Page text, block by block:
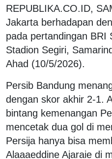
REPUBLIKA.CO.ID,
Jakarta berhadapan
pada pertandingan BRI
Stadion Segiri,
Ahad (10/5/2026).
Persib Bandung
dengan skor akhir 2-1.
bintang kemenangan
mencetak dua gol di
Persija hanya bisa
Alaaaeddine Ajaraie di